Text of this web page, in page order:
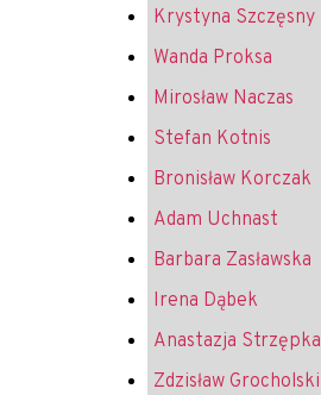
Krystyna Szczęsny
Wanda Proksa
Mirosław Naczas
Stefan Kotnis
Bronisław Korczak
Adam Uchnast
Barbara Zasławska
Irena Dąbek
Anastazja Strzępka
Zdzisław Grocholski